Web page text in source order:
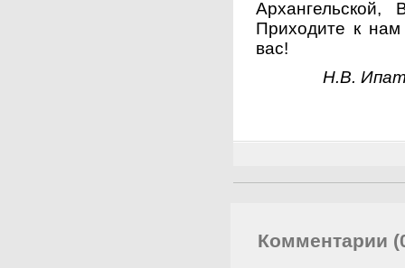
Архангельской,
Приходите к
вас!
Н.В.
Комментарии